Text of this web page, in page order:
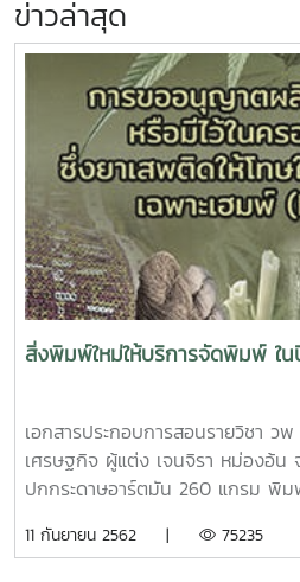
ข่าวล่าสุด
สิ่งพิมพ์ใหม่ให้บริการจัดพิมพ์ ใ
เอกสารประกอบการสอนรายวิชา
เศรษฐกิจ ผู้แต่ง เจนจิรา หม่องอ้น
ปกกระดาษอาร์ตมัน 260 แกรม พิม
ออกแบบเทคโนโลยีและระบบพลังงา
11 กันยายน 2562 | 75235